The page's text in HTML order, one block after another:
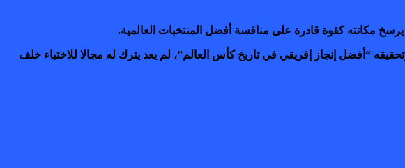
مكانته كقوة قادرة على منافسة أفضل المنتخبات العالمية.
“أفضل إنجاز إفريقي في تاريخ كأس العالم”، لم يعد يترك له مجالا للاختباء خلف